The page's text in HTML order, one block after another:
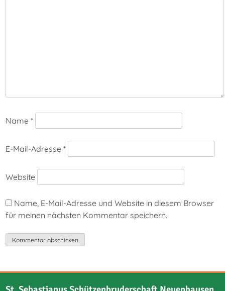
Name*
E-Mail-Adresse*
Website
Name, E-Mail-Adresse und Website in diesem Browser
für meinen nächsten Kommentar speichern.